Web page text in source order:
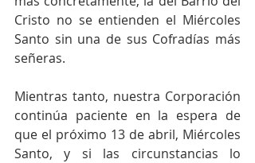
Cristo no se entienden el Miércoles
Santo sin una de sus Cofradías más
señeras.
Mientras tanto, nuestra Corporación
continúa paciente en la espera de
que el próximo 13 de abril, Miércoles
Santo, y si las circunstancias lo